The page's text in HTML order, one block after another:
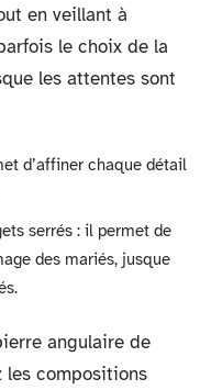
en veillant à
le choix de la
les attentes sont
d’affiner chaque détail
serrés : il permet de
des mariés, jusque
angulaire de
les compositions